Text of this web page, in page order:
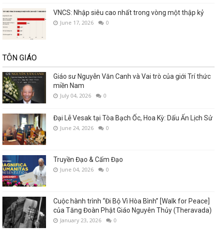
VNCS: Nhập siêu cao nhất trong vòng một thập kỷ
June 17, 2026 0
TÔN GIÁO
Giáo sư Nguyễn Văn Canh và Vai trò của giới Trí thức
miền Nam
July 04, 2026 0
Đại Lễ Vesak tại Tòa Bạch Ốc, Hoa Kỳ: Dấu Ấn Lịch Sử
June 24, 2026 0
Truyền Đạo & Cấm Đạo
June 04, 2026 0
Cuộc hành trình “Đi Bộ Vì Hòa Bình” [Walk for Peace]
của Tăng Đoàn Phật Giáo Nguyên Thủy (Theravada)
January 23, 2026 0